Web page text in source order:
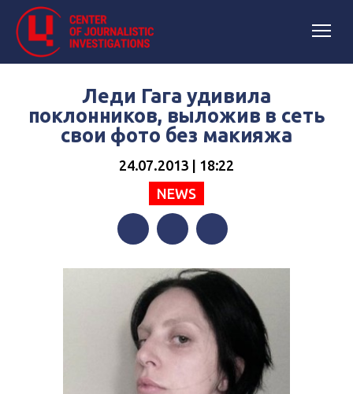
Леди Гага удивила
поклонников, выложив в сеть
свои фото без макияжа
24.07.2013 | 18:22
NEWS